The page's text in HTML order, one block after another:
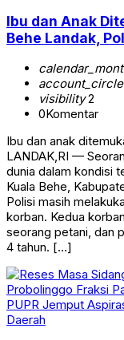
Ibu dan Anak
Behe Landak,
account_circle
visibility2
0Komentar
Ibu dan anak
LANDAK,RI —
dunia dalam kondisi
Kuala Behe,
Polisi masih
korban. Kedua
seorang petani, dan
4 tahun. […]
Daerah